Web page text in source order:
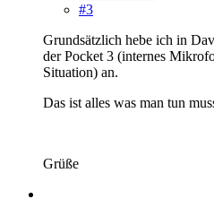
#3
Grundsätzlich hebe ich in
der Pocket 3 (internes
Situation) an.
Das ist alles was man tun
Grüße